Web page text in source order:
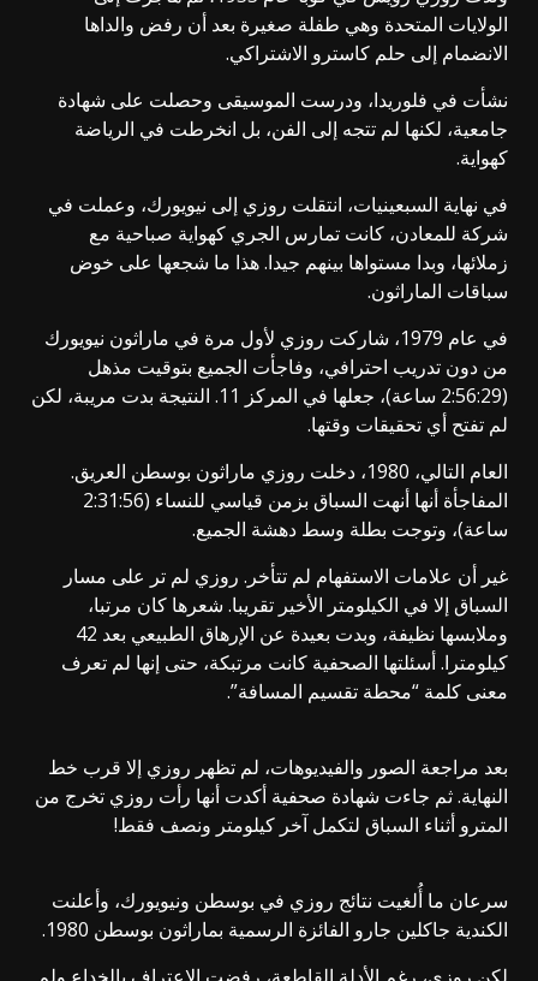
الولايات المتحدة وهي طفلة صغيرة بعد أن رفض والداها
الانضمام إلى حلم كاسترو الاشتراكي.
نشأت في فلوريدا، ودرست الموسيقى وحصلت على شهادة
جامعية، لكنها لم تتجه إلى الفن، بل انخرطت في الرياضة
كهواية.
في نهاية السبعينيات، انتقلت روزي إلى نيويورك، وعملت في
شركة للمعادن، كانت تمارس الجري كهواية صباحية مع
زملائها، وبدا مستواها بينهم جيدا. هذا ما شجعها على خوض
سباقات الماراثون.
في عام 1979، شاركت روزي لأول مرة في ماراثون نيويورك
من دون تدريب احترافي، وفاجأت الجميع بتوقيت مذهل
(2:56:29 ساعة)، جعلها في المركز 11. النتيجة بدت مريبة، لكن
لم تفتح أي تحقيقات وقتها.
العام التالي، 1980، دخلت روزي ماراثون بوسطن العريق.
المفاجأة أنها أنهت السباق بزمن قياسي للنساء (2:31:56
ساعة)، وتوجت بطلة وسط دهشة الجميع.
غير أن علامات الاستفهام لم تتأخر. روزي لم تر على مسار
السباق إلا في الكيلومتر الأخير تقريبا. شعرها كان مرتبا،
وملابسها نظيفة، وبدت بعيدة عن الإرهاق الطبيعي بعد 42
كيلومترا. أسئلتها الصحفية كانت مرتبكة، حتى إنها لم تعرف
معنى كلمة “محطة تقسيم المسافة”.
بعد مراجعة الصور والفيديوهات، لم تظهر روزي إلا قرب خط
النهاية. ثم جاءت شهادة صحفية أكدت أنها رأت روزي تخرج من
المترو أثناء السباق لتكمل آخر كيلومتر ونصف فقط!
سرعان ما أُلغيت نتائج روزي في بوسطن ونيويورك، وأعلنت
الكندية جاكلين جارو الفائزة الرسمية بماراثون بوسطن 1980.